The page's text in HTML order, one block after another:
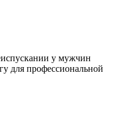
у мужчин
для профессиональной